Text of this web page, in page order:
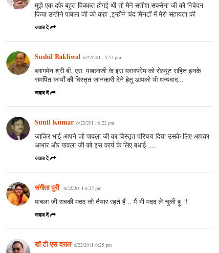
मुझे एक दफे बहुत दिक्कत होगई थी तो मैने सतीश सक्सेना जी को निवेदन
किया उन्हौने पाबला जी को कहा ,इन्हौने चंद मिनटों में मेरी सहायता की
जवाब दें
Sushil Bakliwal 6/22/2011 5:51 pm
ब्लागमेन श्री बी. एस. पाबलाजी के इस ब्लागप्रेम को सेल्यूट सहित इनके
समर्पित कार्यों की विस्तृत जानकारी देने हेतु आपको भी धन्यवाद...
जवाब दें
Sunil Kumar 6/22/2011 6:22 pm
जाकिर भाई आपने जो पावला जी का विस्तृत परिचय दिया उसके लिए आपका
आभार और पावला जी को इस कार्य के लिए बधाई ....
जवाब दें
संगीता पुरी 6/22/2011 6:25 pm
पाबला जी सबकी मदद को तैयार रहते हैं .. मैं भी मदद ले चुकी हूं !!
जवाब दें
डॉ टी एस दराल 6/22/2011 6:25 pm